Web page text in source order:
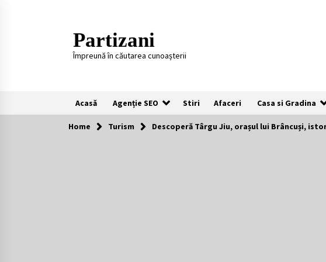
Partizani
Împreună în căutarea cunoașterii
Acasă Agenție SEO Stiri Afaceri Casa si Gradina
Recomandari
Home Turism Descoperă Târgu Jiu, orașul lui Brâncuși,